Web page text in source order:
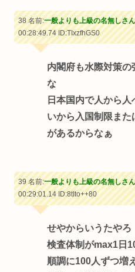
38 名前:一般よりも上級の名無しさ
00:28:49.74ID:TIxzfhGS0
内閣府も水際対策の
な
日本国内で人から
いから入国制限また
があるからなぁ
39 名前:一般よりも上級の名無しさ
00:29:01.14ID:8tIto++80
せやからいうたやろ
検査体制がmax1日
順調に100人ずつ増